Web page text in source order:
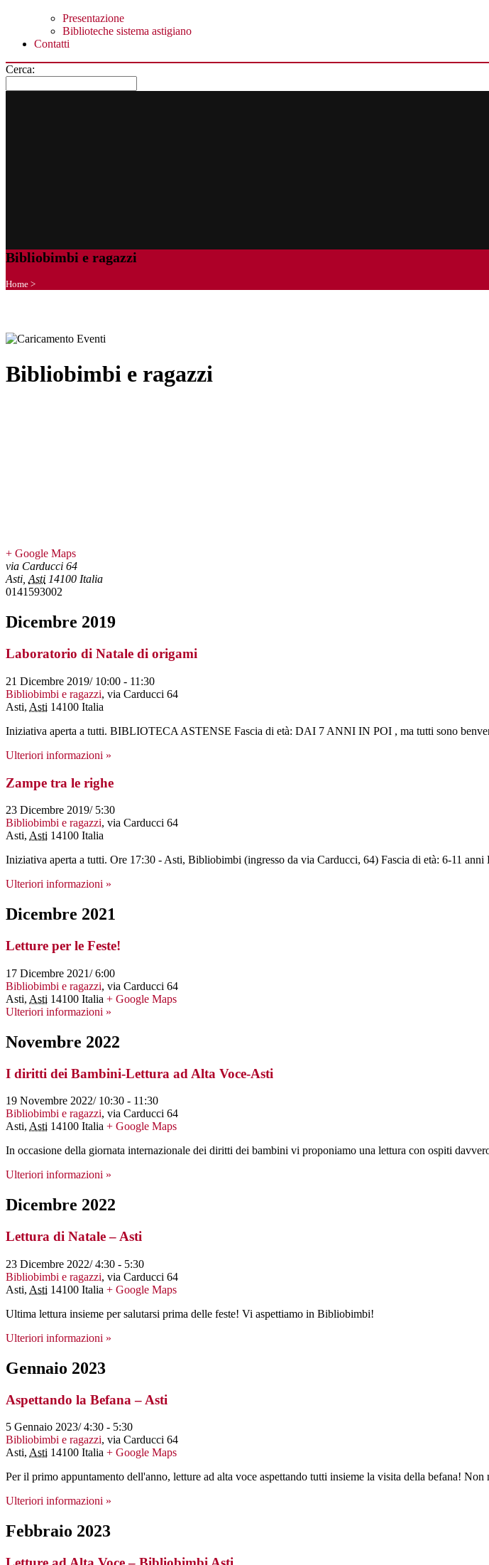
Presentazione
Biblioteche sistema astigiano
Contatti
Cerca:
Bibliobimbi e ragazzi
Home >
Bibliobimbi e ragazzi
+ Google Maps
via Carducci 64
Asti Asti 14100 Italia
0141593002
Dicembre 2019
Laboratorio di Natale di origami
21 Dicembre 2019/ 10:00 - 11:30
Bibliobimbi e ragazzi, via Carducci 64
Asti, Asti 14100 Italia
Iniziativa aperta a tutti. BIBLIOTECA ASTENSE Fascia di età: DAI 7 ANNI IN POI , ma tutti sono
Ulteriori informazioni »
Zampe tra le righe
23 Dicembre 2019/ 5:30
Bibliobimbi e ragazzi, via Carducci 64
Asti, Asti 14100 Italia
Iniziativa aperta a tutti. Ore 17:30 - Asti, Bibliobimbi (ingresso da via Carducci, 64) Fascia di età: 6-11
Ulteriori informazioni »
Dicembre 2021
Letture per le Feste!
17 Dicembre 2021/ 6:00
Bibliobimbi e ragazzi, via Carducci 64
Asti, Asti 14100 Italia + Google Maps
Ulteriori informazioni »
Novembre 2022
I diritti dei Bambini-Lettura ad Alta Voce-Asti
19 Novembre 2022/ 10:30 - 11:30
Bibliobimbi e ragazzi, via Carducci 64
Asti, Asti 14100 Italia + Google Maps
In occasione della giornata internazionale dei diritti dei bambini vi proponiamo una lettura con ospiti
Ulteriori informazioni »
Dicembre 2022
Lettura di Natale – Asti
23 Dicembre 2022/ 4:30 - 5:30
Bibliobimbi e ragazzi, via Carducci 64
Asti, Asti 14100 Italia + Google Maps
Ultima lettura insieme per salutarsi prima delle feste! Vi aspettiamo in Bibliobimbi!
Ulteriori informazioni »
Gennaio 2023
Aspettando la Befana – Asti
5 Gennaio 2023/ 4:30 - 5:30
Bibliobimbi e ragazzi, via Carducci 64
Asti, Asti 14100 Italia + Google Maps
Per il primo appuntamento dell'anno, letture ad alta voce aspettando tutti insieme la visita della befana! Non
Ulteriori informazioni »
Febbraio 2023